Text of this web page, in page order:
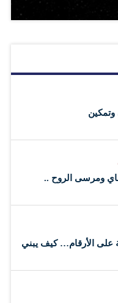
وتمكين
ومرسى الروح ..
على الأرقام… كيف يبني